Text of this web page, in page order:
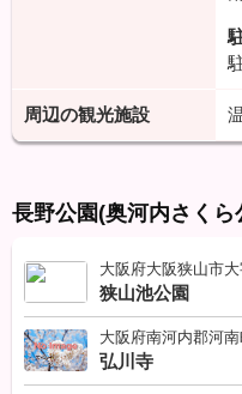
周辺の観光施設
長野公園(奥河内さく
大阪府大阪狭山市
狭山池公園
大阪府南河内郡河
弘川寺